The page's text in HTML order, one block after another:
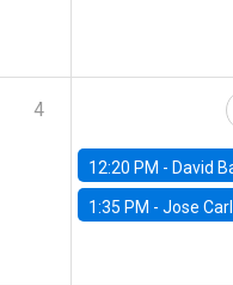
4
12:20 PM - David Bardey, Universidad de los
1:35 PM -Jose Carlo Bermudez, UC (ME) &